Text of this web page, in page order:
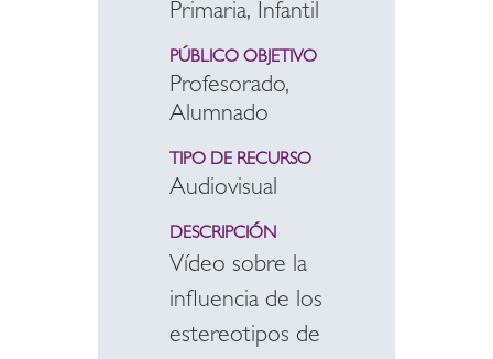
Primaria, Infantil
PÚBLICO OBJETIVO
Profesorado,
Alumnado
TIPO DE RECURSO
Audiovisual
DESCRIPCIÓN
Vídeo sobre la
influencia de los
estereotipos de